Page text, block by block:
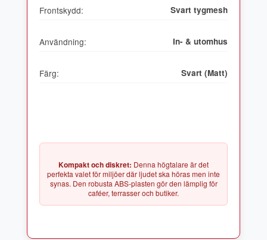
Frontskydd: Svart tygmesh
Användning: In- & utomhus
Färg: Svart (Matt)
Kompakt och diskret: Denna högtalare är det
perfekta valet för miljöer där ljudet ska höras men inte
synas. Den robusta ABS-plasten gör den lämplig för